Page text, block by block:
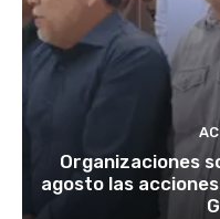
Organizaciones
agosto las